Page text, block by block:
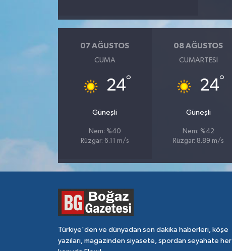
07 AĞUSTOS
CUMA
24°
Güneşli
Nem: %40
Rüzgar: 6.11 m/s
08 AĞUSTOS
CUMARTESI
24°
Güneşli
Nem: %42
Rüzgar: 8.89 m/s
Türkiye'den ve dünyadan son dakika haberleri, köşe
yazıları, magazinden siyasete, spordan seyahate her